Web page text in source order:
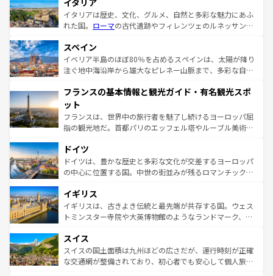
イタリア
イタリアは歴史、文化、グルメ、自然と多彩な魅力にあふ
れた国。 ローマの古代遺跡やフィレンツェのルネッサンス
ろん、トスカーナの美しい田園風景やアマルフィ海岸の絶
景など、自然景観も見逃せない。観光の合間には、本場の
ピザやパスタなど、絶品のイタリア料理を堪能することも
ませてくれるイタリアで、忘れられない旅をしてみよう！
なお、新着のイタリア情報は
しい。
スペイン
イベリア半島のほぼ80％を占めるスペインは、太陽が降り
注ぐ地中海沿岸から雄大なピレネー山脈まで、多彩な自然
文化が根付くこの国では、情熱的なフラメンコ、熱気あふ
れる闘牛、そして美味しいタパスが生活の一部となってい
る。首都マドリードの洗練された雰囲気や、バルセロナの
アートに溢れた街角から、地方では古代ローマ遺跡や中世
せる。地方によって風土や気候が異なるスペインはその個
性で訪れる人を魅了する。 なお、新着のスペイン情報は コ
ンテンツ一覧を参照してほしい。
フランスの基本情報と観光ガイド・有名観光スポ
ット
フランスは、世界中の旅行者を魅了し続けるヨーロッパ屈
指の観光地だ。首都パリのエッフェル塔やルーブル美術館
で、幅広い魅力が詰まっている。華麗な宮殿、歴史的な大
聖堂、美しいビーチ、そして豊かな自然が、訪れる者を心
から魅了する。また、フランスは美食の国としても知ら
いる。シャンパンの発祥地であるランス、プロヴァンスの
香り高いラベンダー畑など、多彩な楽しみ方が可能だ。さ
らに、パリ以外の地域にも魅力が溢れており、どの街角に
れる地方に足を運ぶとそれぞれで全く異なる文化を体験で
きるだろう。 なお、新着のフランス情報はコンテンツ一覧
を参照してほしい。
ドイツ
ドイツは、豊かな歴史と多彩な文化が交差するヨーロッパ
の中心に位置する国。中世の街並みが残るロマンチック街
顔を持つこの国は、どこを歩いても飽きることがない。ベ
ルリンの文化的活気、バイエルン州のアルプスの絶景、そ
してライン川沿いのワイン畑といった風景は必見。ビール
は、お酒好きな人にはぜひ体験してほしい。 なお、新着の
ドイツ情報はコンテンツ一覧を参照してほしい。
イギリス
イギリスは、古きよき伝統と最先端が共存する国。ウェス
トミンスター寺院や大英博物館のようなランドマーク、歴
リアごとに異なる魅力がある。また、優雅なアフタヌーン
ティー、ビール好きにはたまらない英国パブ、サッカー観
戦など、本場だからこそできる体験も豊富。イギリスを旅
スイス
スイスの国土面積は九州ほどの広さだが、運行時刻が正確
な交通網が整備されており、初心者でも安心して個人旅行